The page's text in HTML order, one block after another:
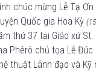
chúc mừng Lễ Tạ
Quốc gia Hoa Kỳ
thứ 37 tại Giáo xứ
Phêrô chủ tọa Lễ
thuật Lãnh đạo và